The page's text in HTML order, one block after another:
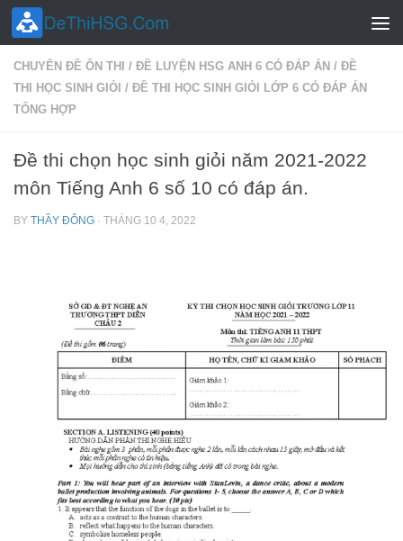
Skip to content
CHUYÊN ĐỀ ÔN THI / ĐỀ LUYỆN HSG ANH 6 CÓ ĐÁP ÁN / ĐỀ
THI HỌC SINH GIỎI / ĐỀ THI HỌC SINH GIỎI LỚP 6 CÓ ĐÁP ÁN
TỔNG HỢP
Đề thi chọn học sinh giỏi năm 2021-2022
môn Tiếng Anh 6 số 10 có đáp án.
BY THẦY ĐÔNG · THÁNG 10 4, 2022